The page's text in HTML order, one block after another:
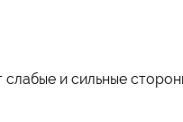
и сильные